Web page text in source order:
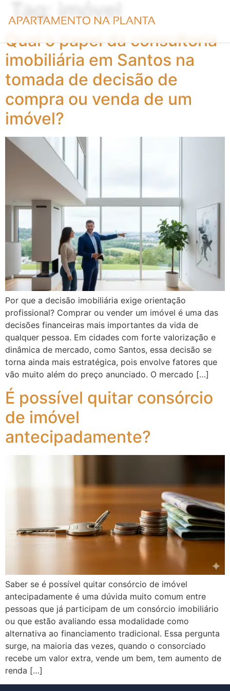
Tag:imóvel
Qual o papel da consultoria
imobiliária em Santos na
tomada de decisão de
compra ou venda de um
imóvel?
Por que a decisão imobiliária exige orientação
profissional? Comprar ou vender um imóvel é uma das
decisões financeiras mais importantes da vida de
qualquer pessoa. Em cidades com forte valorização e
dinâmica de mercado, como Santos, essa decisão se
torna ainda mais estratégica, pois envolve fatores que
vão muito além do preço anunciado. O mercado […]
É possível quitar consórcio
de imóvel
antecipadamente?
Saber se é possível quitar consórcio de imóvel
antecipadamente é uma dúvida muito comum entre
pessoas que já participam de um consórcio imobiliário
ou que estão avaliando essa modalidade como
alternativa ao financiamento tradicional. Essa pergunta
surge, na maioria das vezes, quando o consorciado
recebe um valor extra, vende um bem, tem aumento de
renda […]